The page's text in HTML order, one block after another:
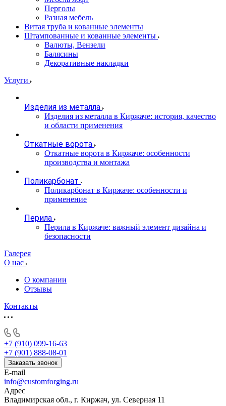
Перголы
Разная мебель
Витая труба и кованные элементы
Штампованные и кованные элементы
Валюты, Вензели
Балясины
Декоративные накладки
Услуги
Изделия из металла
Изделия из металла в Киржаче: история, качество
и области применения
Откатные ворота
Откатные ворота в Киржаче: особенности
производства и монтажа
Поликарбонат
Поликарбонат в Киржаче: особенности и
применение
Перила
Перила в Киржаче: важный элемент дизайна и
безопасности
Галерея
О нас
О компании
Отзывы
Контакты
+7 (910) 099-16-63
+7 (901) 888-08-01
Заказать звонок
E-mail
info@customforging.ru
Адрес
Владимирская обл., г. Киржач, ул. Северная 11